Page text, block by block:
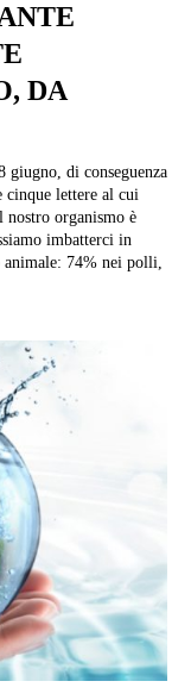
DA
giugno, di conseguenza
cinque lettere al cui
nostro organismo è
imbatterci in
animale: 74% nei polli,